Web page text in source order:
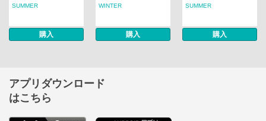
SUMMER
購入
WINTER
購入
SUMMER
購入
アプリダウンロード
はこちら